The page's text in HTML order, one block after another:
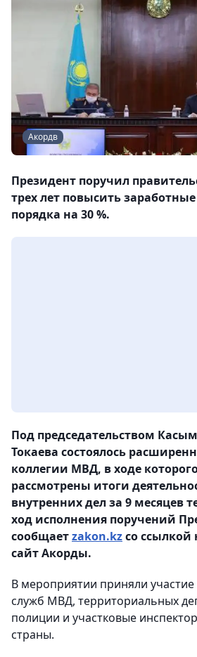
Акордв
Президент поручил
трех лет повысить
порядка на 30 %.
Под председательством
Токаева состоялось
коллегии МВД, в ходе
рассмотрены итоги
внутренних дел за 9 месяцев
ход исполнения поручений
сообщаетzakon.kzсо
сайт Акорды.
В мероприятии приняли участие
служб МВД, территориальных
полиции и участковые
страны.